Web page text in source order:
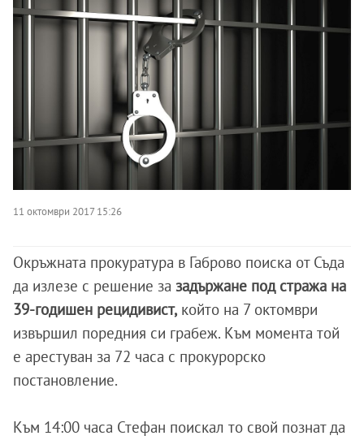
11 октомври 2017 15:26
Окръжната прокуратура в Габрово поиска от Съда
да излезе с решение за задържане под стража на
39-годишен рецидивист, който на 7 октомври
извършил поредния си грабеж. Към момента той
е арестуван за 72 часа с прокурорско
постановление.
Към 14:00 часа Стефан поискал то свой познат да